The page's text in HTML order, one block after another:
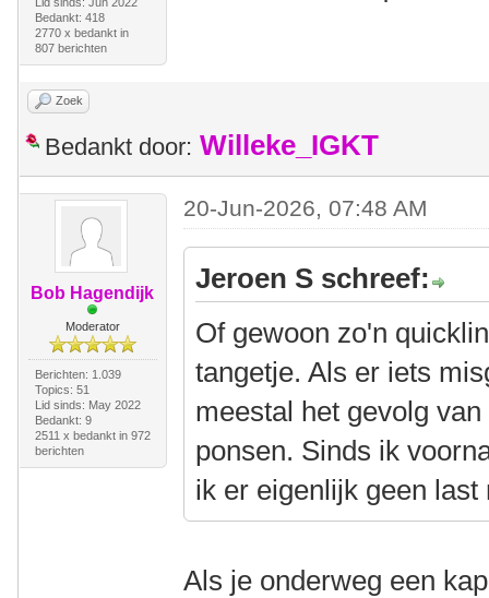
Bedankt: 418
2770 x bedankt in
807 berichten
Zoek
Bedankt door: Willeke_IGKT
Bob Hagendijk
Moderator
Berichten: 1.039
Topics: 51
Lid sinds: May 2022
Bedankt: 9
2511 x bedankt in 972
berichten
20-Jun-2026, 07:48 AM
Jeroen S schreef:
Of gewoon zo'n
tangetje. Als er iets
meestal het gevolg
ponsen. Sinds ik
ik er eigenlijk geen last
Als je onderweg een